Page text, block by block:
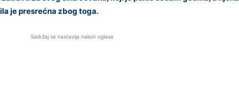
je presrećna zbog toga.
Sadržaj se nastavlja nakon oglasa